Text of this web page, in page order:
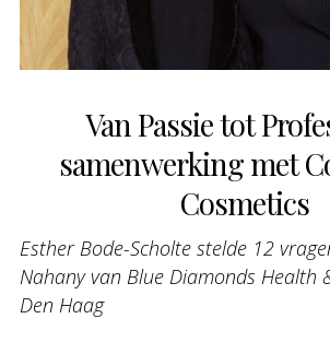
Van Passie tot
samenwerking met
Cosmetics
Esther Bode-Scholte stelde 12
Nahany van Blue Diamonds Health
Den Haag